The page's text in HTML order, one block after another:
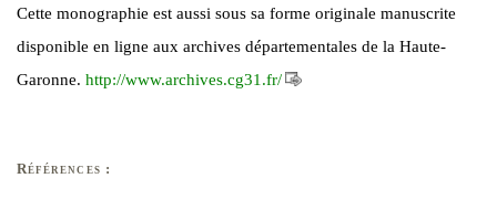
Cette monographie est aussi sous sa forme originale manuscrite
disponible en ligne aux archives départementales de la Haute-
Garonne. http://www.archives.cg31.fr/
Références :